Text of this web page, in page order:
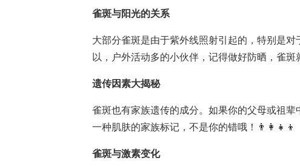
雀斑与阳光的关系
大部分雀斑是由于紫外线照射引起的，特别是
以，户外活动多的小伙伴，记得做好防晒，雀斑
遗传因素大揭秘
雀斑也有家族遗传的成分。如果你的父母或祖
一种肌肤的家族标记，不是你的错哦！👨‍👩‍👧‍👦
雀斑与激素变化